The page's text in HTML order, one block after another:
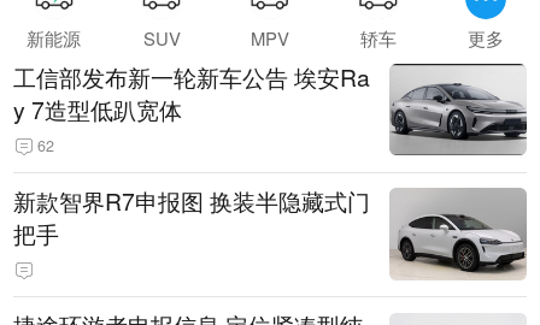
新能源 SUV MPV 轿车 更多
工信部发布新一轮新车公告 埃安Ra
y 7造型低趴宽体
62
新款智界R7申报图 换装半隐藏式门
把手